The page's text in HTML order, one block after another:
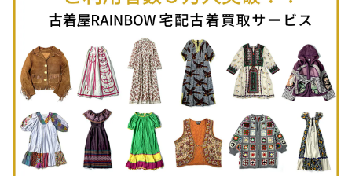
古着パーカー
古着タンクトップ